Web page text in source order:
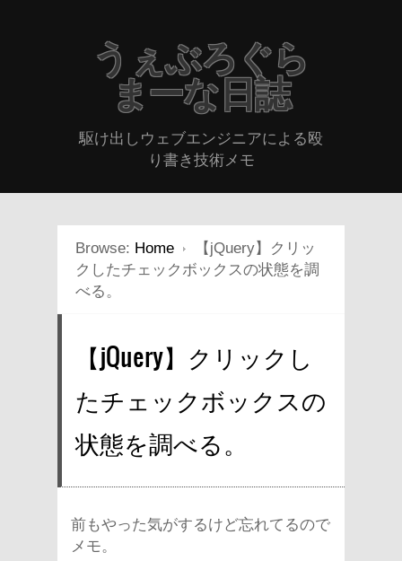
うぇぶろぐら
まーな日誌
駆け出しウェブエンジニアによる殴
り書き技術メモ
Browse: Home
【jQuery】クリッ
クしたチェックボックスの状態を調
べる。
【jQuery】クリックし
たチェックボックスの
状態を調べる。
前もやった気がするけど忘れてるので
メモ。